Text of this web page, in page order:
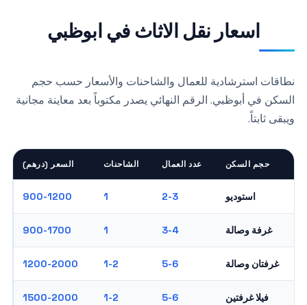
اسعار نقل الاثاث في ابوظبي
نطاقات استرشادية للعمال والشاحنات والأسعار حسب حجم
السكن في أبوظبي. الرقم النهائي يصدر مكتوباً بعد معاينة مجانية
ويبقى ثابتاً.
حجم السكن عدد العمال الشاحنات السعر (درهم)
استوديو 2-3
1
900-1200
غرفة وصالة 3-4
1
900-1700
غرفتان وصالة 5-6
1-2
1200-2000
فيلا غرفتين 5-6
1-2
1500-2000